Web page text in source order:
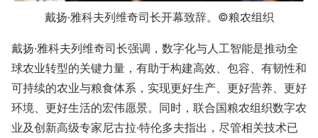
戴扬·雅科夫列维奇司长开幕致辞。 ©粮农组织
戴扬·雅科夫列维奇司长强调，数字化与人工智能是推动全
球农业转型的关键力量，有助于构建高效、包容、有韧性和
可持续的农业与粮食体系，实现更好生产、更好营养、更好
环境、更好生活的宏伟愿景。同时，联合国粮农组织数字农
业及创新高级专家尼古拉·特伦多夫指出，尽管相关技术已